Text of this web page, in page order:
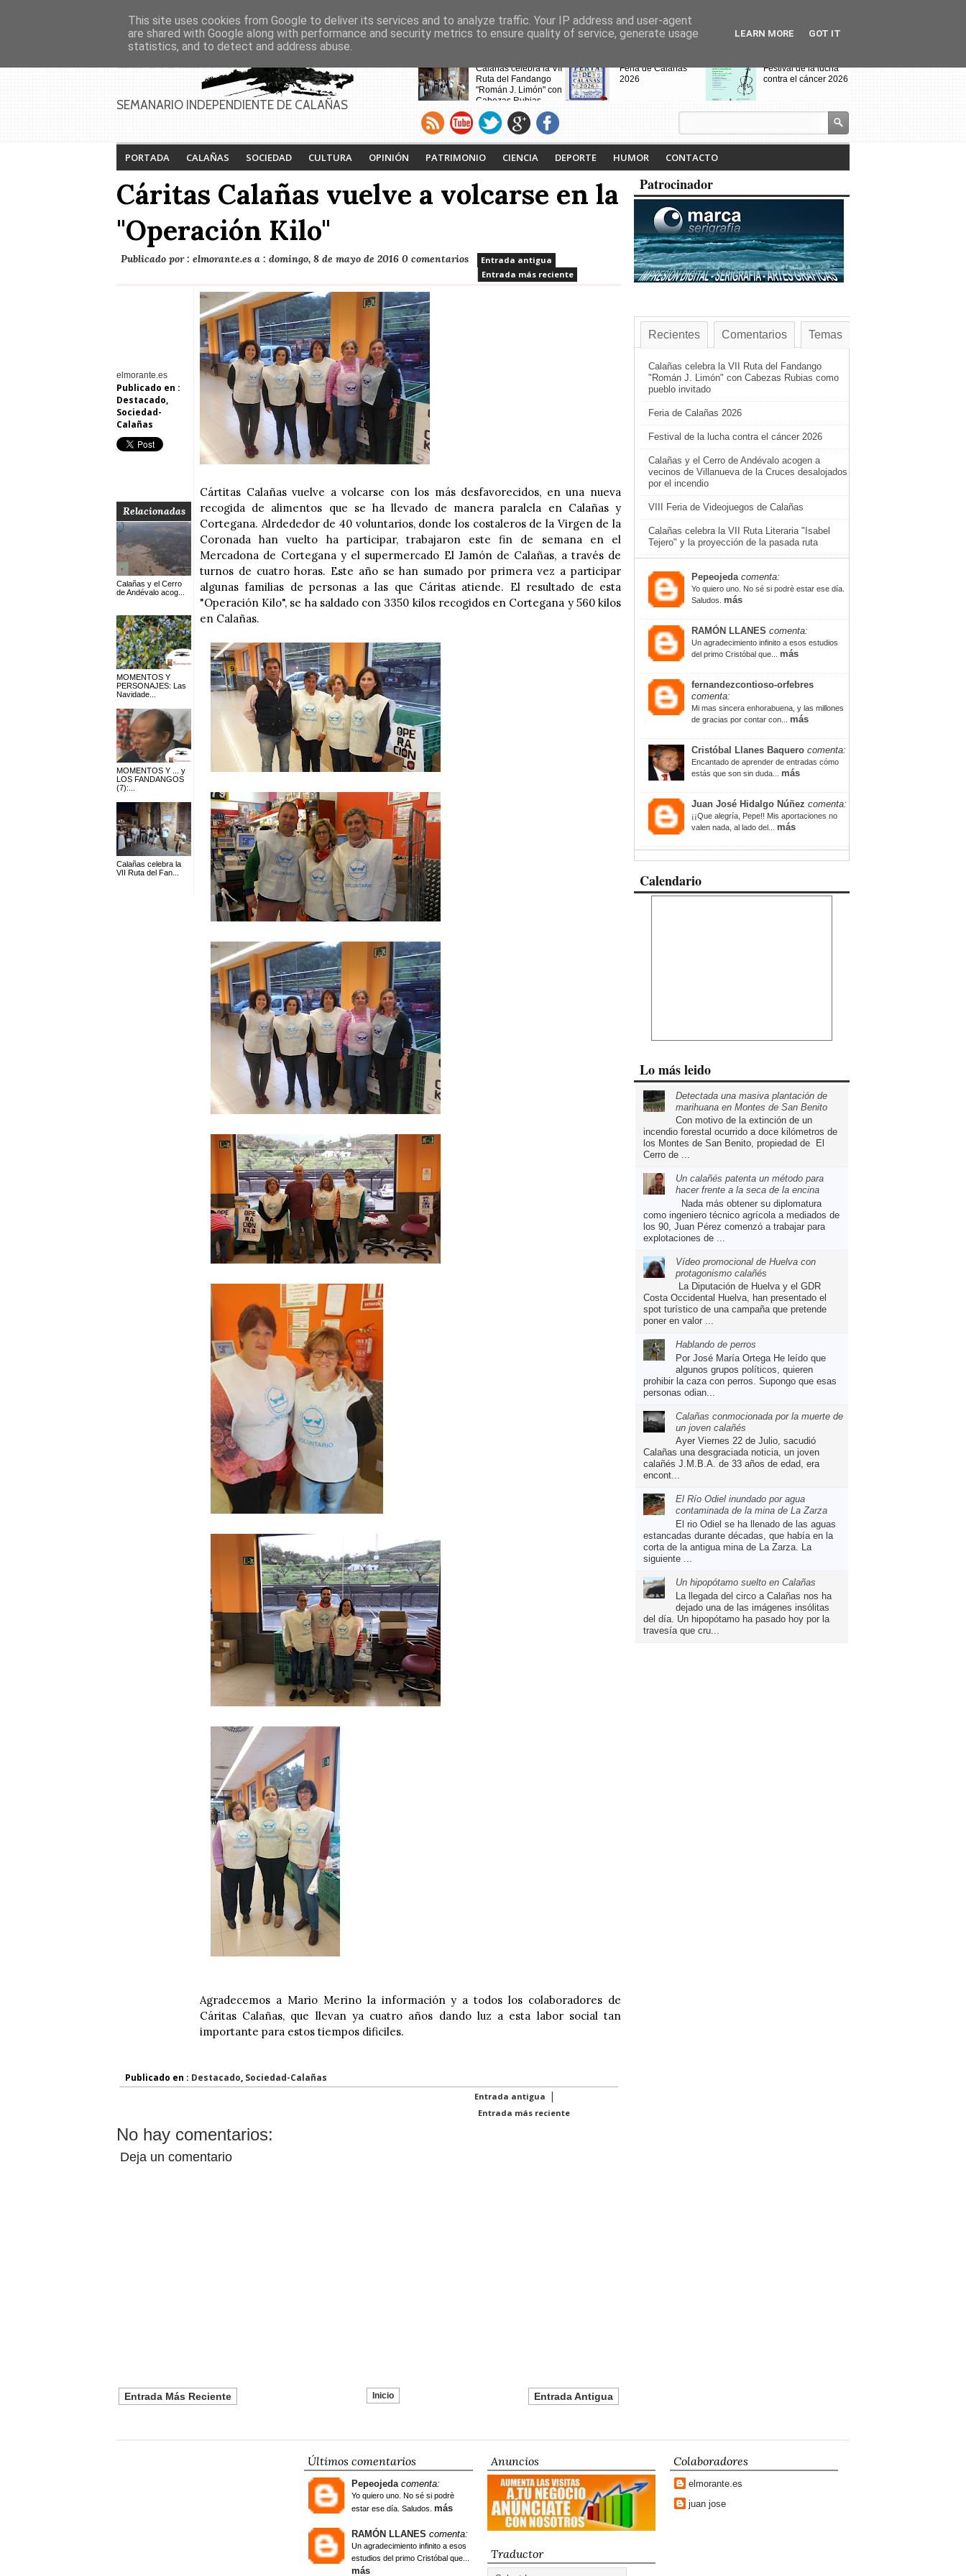
PAGINAS Inicio Contacto Anúnciate
SEMANARIO INDEPENDIENTE DE CALAÑAS
Calañas celebra la VII
Ruta del Fandango
"Román J. Limón" con
Cabezas Rubias
como pueblo invitado
Feria de Calañas
2026
Festival de la lucha
contra el cáncer 2026
Calañas y el Cerro de
vecinos de Villanueva
de la Cruces
desalojados por el
VIII Feria de
Calañas
pasada ruta
PORTADA CALAÑAS SOCIEDAD CULTURA OPINIÓN PATRIMONIO CIENCIA DEPORTE HUMOR CONTACTO
Cáritas Calañas vuelve a volcarse en la
"Operación Kilo"
Publicado por : elmorante.es a : domingo, 8 de mayo de 2016 0 comentarios
Entrada antigua
Entrada más reciente
elmorante.es
Publicado en :
Destacado,
Sociedad-
Calañas
Relacionadas
Calañas y el Cerro
de Andévalo acog...
MOMENTOS Y
PERSONAJES: Las
Navidade...
MOMENTOS Y ... y
LOS FANDANGOS
(7):...
Calañas celebra la
VII Ruta del Fan...
Cártitas Calañas vuelve a volcarse con los más desfavorecidos, en una nueva
recogida de alimentos que se ha llevado de manera paralela en Calañas y
Cortegana. Alrdededor de 40 voluntarios, donde los costaleros de la Virgen de la
Coronada han vuelto ha participar, trabajaron este fin de semana en el
Mercadona de Cortegana y el supermercado El Jamón de Calañas, a través de
turnos de cuatro horas. Este año se han sumado por primera vez a participar
algunas familias de personas a las que Cáritas atiende. El resultado de esta
"Operación Kilo", se ha saldado con 3350 kilos recogidos en Cortegana y 560 kilos
en Calañas.
Agradecemos a Mario Merino la información y a todos los colaboradores de
Cáritas Calañas, que llevan ya cuatro años dando luz a esta labor social tan
importante para estos tiempos dificiles.
Publicado en : Destacado, Sociedad-Calañas
Entrada antigua |
Entrada más reciente
No hay comentarios:
Deja un comentario
Entrada Más Reciente Entrada Antigua
Inicio
Patrocinador
Recientes Comentarios Temas
Calañas celebra la VII Ruta del Fandango
"Román J. Limón" con Cabezas Rubias como
pueblo invitado
Feria de Calañas 2026
Festival de la lucha contra el cáncer 2026
Calañas y el Cerro de Andévalo acogen a
vecinos de Villanueva de la Cruces desalojados
por el incendio
VIII Feria de Videojuegos de Calañas
Calañas celebra la VII Ruta Literaria "Isabel
Tejero" y la proyección de la pasada ruta
Pepeojeda comenta:
Yo quiero uno. No sé si podrè estar ese día.
Saludos. más
RAMÓN LLANES comenta:
Un agradecimiento infinito a esos estudios
del primo Cristóbal que... más
fernandezcontioso-orfebres
comenta:
Mi mas sincera enhorabuena, y las millones
de gracias por contar con... más
Cristóbal Llanes Baquero comenta:
Encantado de aprender de entradas cómo
estás que son sin duda... más
Juan José Hidalgo Núñez comenta:
¡¡Que alegría, Pepe!! Mis aportaciones no
valen nada, al lado del... más
Calendario
Lo más leido
Detectada una masiva plantación de
marihuana en Montes de San Benito
Con motivo de la extinción de un
incendio forestal ocurrido a doce kilómetros de
los Montes de San Benito, propiedad de El
Cerro de ...
Un calañés patenta un método para
hacer frente a la seca de la encina
Nada más obtener su diplomatura
como ingeniero técnico agrícola a mediados de
los 90, Juan Pérez comenzó a trabajar para
explotaciones de ...
Vídeo promocional de Huelva con
protagonismo calañés
La Diputación de Huelva y el GDR
Costa Occidental Huelva, han presentado el
spot turístico de una campaña que pretende
poner en valor ...
Hablando de perros
Por José María Ortega He leído que
algunos grupos políticos, quieren
prohibir la caza con perros. Supongo que esas
personas odian...
Calañas conmocionada por la muerte de
un joven calañés
Ayer Viernes 22 de Julio, sacudió
Calañas una desgraciada noticia, un joven
calañés J.M.B.A. de 33 años de edad, era
encont...
El Río Odiel inundado por agua
contaminada de la mina de La Zarza
El rio Odiel se ha llenado de las aguas
estancadas durante décadas, que había en la
corta de la antigua mina de La Zarza. La
siguiente ...
Un hipopótamo suelto en Calañas
La llegada del circo a Calañas nos ha
dejado una de las imágenes insólitas
del día. Un hipopótamo ha pasado hoy por la
travesía que cru...
Últimos comentarios
Pepeojeda comenta:
Yo quiero uno. No sé si podrè
estar ese día. Saludos. más
RAMÓN LLANES comenta:
Un agradecimiento infinito a esos
estudios del primo Cristóbal que...
más
Anuncios
Traductor
Colaboradores
elmorante.es
juan jose
This site uses cookies from Google to deliver its services and to analyze traffic. Your IP address and user-agent
are shared with Google along with performance and security metrics to ensure quality of service, generate usage
statistics, and to detect and address abuse.
LEARN MORE GOT IT